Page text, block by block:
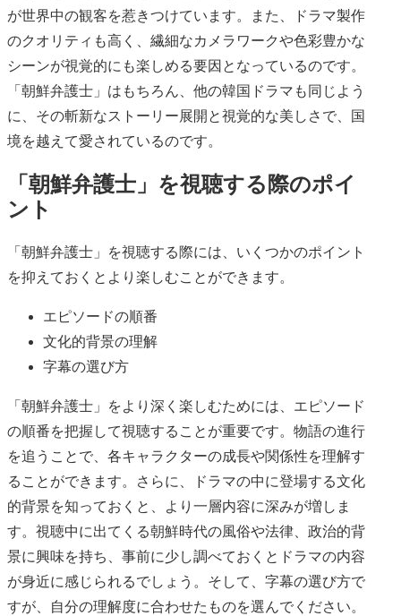
が世界中の観客を惹きつけています。また、ドラマ製作
のクオリティも高く、繊細なカメラワークや色彩豊かな
シーンが視覚的にも楽しめる要因となっているのです。
「朝鮮弁護士」はもちろん、他の韓国ドラマも同じよう
に、その斬新なストーリー展開と視覚的な美しさで、国
境を越えて愛されているのです。
「朝鮮弁護士」を視聴する際のポイ
ント
「朝鮮弁護士」を視聴する際には、いくつかのポイント
を抑えておくとより楽しむことができます。
エピソードの順番
文化的背景の理解
字幕の選び方
「朝鮮弁護士」をより深く楽しむためには、エピソード
の順番を把握して視聴することが重要です。物語の進行
を追うことで、各キャラクターの成長や関係性を理解す
ることができます。さらに、ドラマの中に登場する文化
的背景を知っておくと、より一層内容に深みが増しま
す。視聴中に出てくる朝鮮時代の風俗や法律、政治的背
景に興味を持ち、事前に少し調べておくとドラマの内容
が身近に感じられるでしょう。そして、字幕の選び方で
すが、自分の理解度に合わせたものを選んでください。